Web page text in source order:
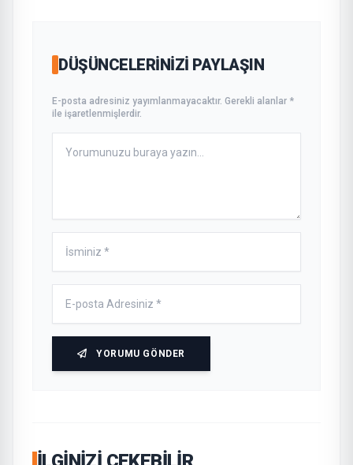
DÜŞÜNCELERINIZI PAYLAŞIN
E-posta adresiniz yayımlanmayacaktır. Gerekli alanlar *
ile işaretlenmişlerdir.
YORUMU GÖNDER